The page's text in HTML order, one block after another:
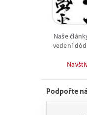
Naše
vedení
Podpořte